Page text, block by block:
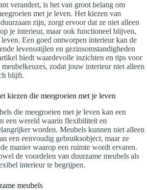
verandert, is het van groot belang om
met je leven. Het kiezen van
zijn, zorgt ervoor dat ze niet alleen
je interieur, maar ook functioneel blijven,
Een goed ontworpen interieur kan de
levensstijlen en gezinsomstandigheden
biedt waardevolle inzichten en tips voor
zodat jouw interieur niet alleen
blijft.
kiezen die meegroeien met je leven
die meegroeien met je leven kan een
een wereld waarin flexibiliteit en
worden. Meubels kunnen niet alleen
een eenvoudig gebruiksobject, maar ze
manier waarop een ruimte wordt ervaren.
de voordelen van duurzame meubels als
interieur te begrijpen.
meubels